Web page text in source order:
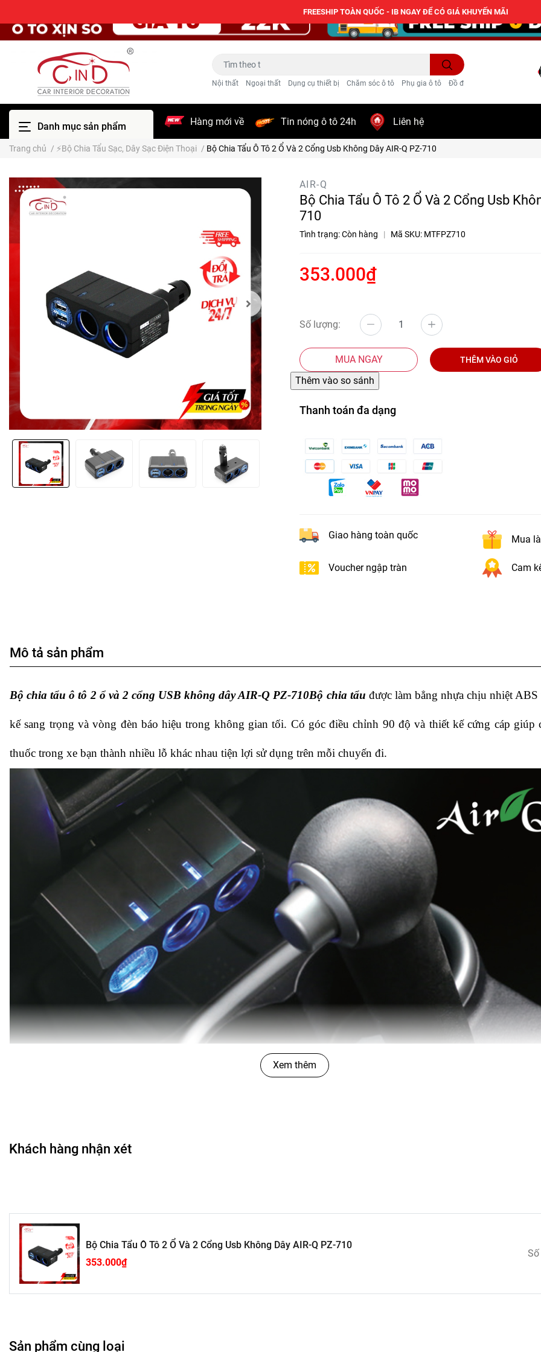
Nội thất Ngoại thất Dụng cụ thiết bị Chăm sóc ô tô Phụ gia ô tô Đồ điện ô tô
Danh mục sản phẩm Hàng mới về Tin nóng ô tô 24h Liên hệ
Trang chủ / ⚡Bộ Chia Tẩu Sạc, Dây Sạc Điện Thoại / Bộ Chia Tẩu Ô Tô 2 Ổ Và 2 Cổng Usb Không Dây AIR-Q PZ-710
AIR-Q
Bộ Chia Tẩu Ô Tô 2 Ổ Và 2 Cổng Usb
710
Tình trạng:Còn hàng | Mã SKU: MTFPZ710
353.000₫
Số lượng:
MUA NGAY THÊM VÀO GIỎ
Thanh toán đa dạng
Giao hàng toàn quốc Mua
Voucher ngập tràn Cam
Mô tả sản phẩm
Bộ chia tẩu ô tô 2 ổ và 2 cổng USB không dây AIR-Q PZ-710Bộ chia tẩu được làm bẳng nhựa chịu nhiệt
kế sang trọng và vòng đèn báo hiệu trong không gian tối. Có góc điều chỉnh 90 độ và thiết kế cứng cáp giúp
thuốc trong xe bạn thành nhiều lỗ khác nhau tiện lợi sử dụng trên mỗi chuyến đi.
- Chỉ có 1 lỗ chia, không thể sử dụng cho mục đích khác.
Vậy tại sao không thay thế chúng bằng:
Xem thêm
Khách hàng nhận xét
Bộ Chia Tẩu Ô Tô 2 Ổ Và 2 Cổng Usb Không Dây AIR-Q PZ-710
353.000₫
Sản phẩm cùng loại
FREESHIP TOÀN QUỐC - IB NGAY ĐỂ CÓ GIÁ KHUYẾN MÃI